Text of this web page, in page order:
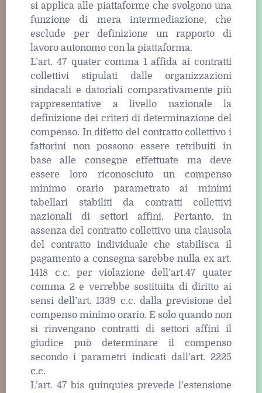
si applica alle piattaforme che svolgono una
funzione di mera intermediazione, che
esclude per definizione un rapporto di
lavoro autonomo con la piattaforma.
L’art. 47 quater comma 1 affida ai contratti
collettivi stipulati dalle organizzazioni
sindacali e datoriali comparativamente più
rappresentative a livello nazionale la
definizione dei criteri di determinazione del
compenso. In difetto del contratto collettivo i
fattorini non possono essere retribuiti in
base alle consegne effettuate ma deve
essere loro riconosciuto un compenso
minimo orario parametrato ai minimi
tabellari stabiliti da contratti collettivi
nazionali di settori affini. Pertanto, in
assenza del contratto collettivo una clausola
del contratto individuale che stabilisca il
pagamento a consegna sarebbe nulla ex art.
1418 c.c. per violazione dell’art.47 quater
comma 2 e verrebbe sostituita di diritto ai
sensi dell’art. 1339 c.c. dalla previsione del
compenso minimo orario. E solo quando non
si rinvengano contratti di settori affini il
giudice può determinare il compenso
secondo i parametri indicati dall’art. 2225
c.c.
L’art. 47 bis quinquies prevede l’estensione